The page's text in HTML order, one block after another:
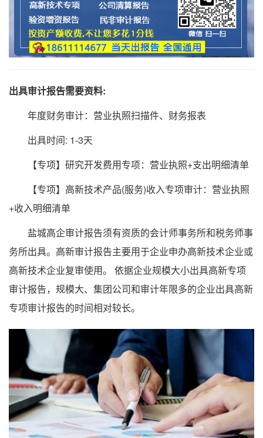
出具审计报告需要资料:
年度财务审计：营业执照扫描件、财务报表
出具时间: 1-3天
【专项】研究开发费用专项：营业执照+支出明细清单
【专项】高新技术产品(服务)收入专项审计：营业执照
+收入明细清单
盐城高企审计报告须有资质的会计师事务所和税务师事
务所出具。高新审计报告主要用于企业申办高新技术企业或
高新技术企业复审使用。 依据企业规模大小出具高新专项
审计报告，规模大、集团公司和审计年限多的企业出具高新
专项审计报告的时间相对较长。